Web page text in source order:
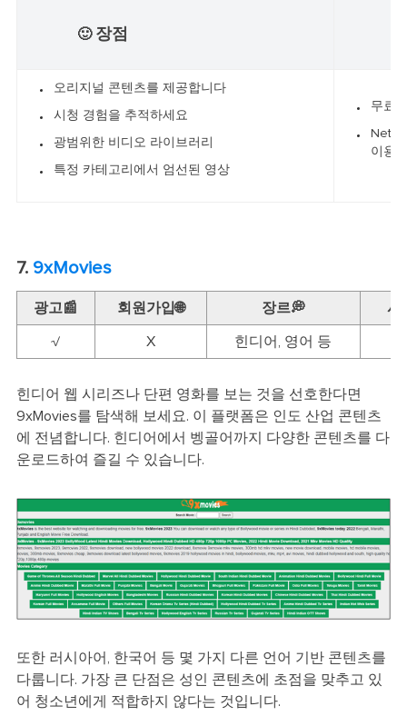
🙂 장점
오리지널 콘텐츠를 제공합니다
시청 경험을 추적하세요
광범위한 비디오 라이브러리
특정 카테고리에서 엄선된 영상
무료
이용
7. 9xMovies
광고📰 회원가입🌐 장르💭 시
√ X 힌디어, 영어 등
힌디어 웹 시리즈나 단편 영화를 보는 것을 선호한다면
9xMovies를 탐색해 보세요. 이 플랫폼은 인도 산업 콘텐츠
에 전념합니다. 힌디어에서 벵골어까지 다양한 콘텐츠를 다
운로드하여 즐길 수 있습니다.
또한 러시아어, 한국어 등 몇 가지 다른 언어 기반 콘텐츠를
다룹니다. 가장 큰 단점은 성인 콘텐츠에 초점을 맞추고 있
어 청소년에게 적합하지 않다는 것입니다.